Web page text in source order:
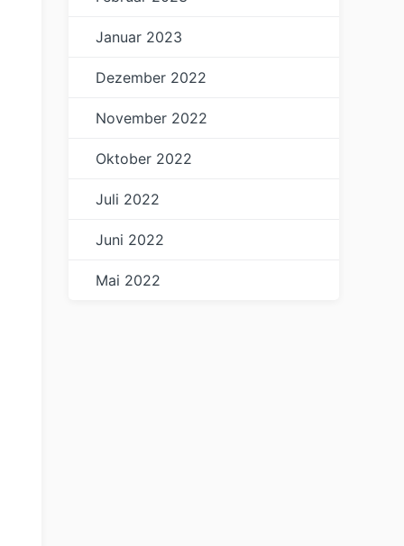
Januar 2023
Dezember 2022
November 2022
Oktober 2022
Juli 2022
Juni 2022
Mai 2022